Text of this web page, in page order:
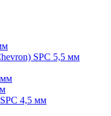
SPC 5,5 мм
мм
4,5 мм